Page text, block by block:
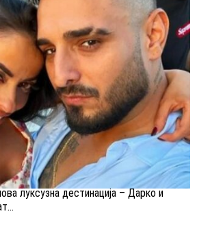
луксузна дестинација – Дарко и